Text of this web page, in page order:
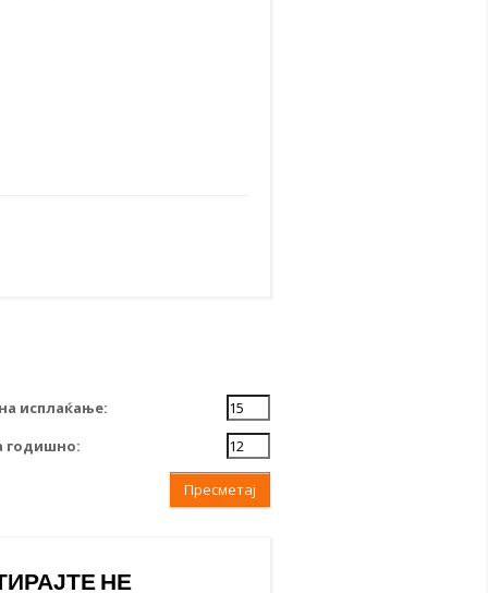
исплаќање:
годишно:
Пресметај
НЕ